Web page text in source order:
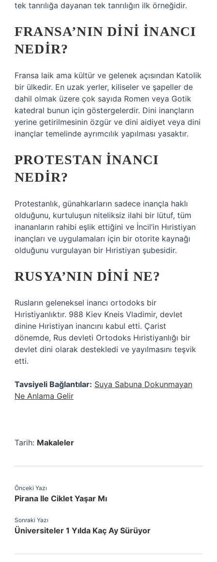
tek tanrılığa dayanan tek tanrılığın ilk örneğidir.
FRANSA’NIN DINI INANCI
NEDIR?
Fransa laik ama kültür ve gelenek açısından Katolik
bir ülkedir. En uzak yerler, kiliseler ve şapeller de
dahil olmak üzere çok sayıda Romen veya Gotik
katedral bunun için göstergelerdir. Dini inançların
yerine getirilmesinin özgür ve dini aidiyet veya dini
inançlar temelinde ayrımcılık yapılması yasaktır.
PROTESTAN INANCI
NEDIR?
Protestanlık, günahkarların sadece inançla haklı
olduğunu, kurtuluşun niteliksiz ilahi bir lütuf, tüm
inananların rahibi eşlik ettiğini ve İncil’in Hıristiyan
inançları ve uygulamaları için bir otorite kaynağı
olduğunu vurgulayan bir Hıristiyan şubesidir.
RUSYA’NIN DINI NE?
Rusların geleneksel inancı ortodoks bir
Hıristiyanlıktır. 988 Kiev Kneis Vladimir, devlet
dinine Hıristiyan inancını kabul etti. Çarist
dönemde, Rus devleti Ortodoks Hıristiyanlığı bir
devlet dini olarak destekledi ve yayılmasını teşvik
etti.
Tavsiyeli Bağlantılar: Suya Sabuna Dokunmayan
Ne Anlama Gelir
Tarih: Makaleler
Önceki Yazı
Pirana Ile Ciklet Yaşar Mı
Sonraki Yazı
Üniversiteler 1 Yılda Kaç Ay Sürüyor